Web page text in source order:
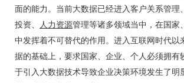
面的能力。当前大数据已经进入客户关系管理、
投资、
人力资源管理等诸多领域当中，在国家
中发挥着不可替代的作用。进入互联网时代以
据的基础上，要求国家、企业、个人必须拥有
于引入大数据技术导致企业决策环境发生了明